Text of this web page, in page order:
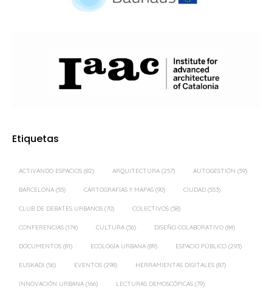
Etiquetas
ACTIVANDO ESPACIOS (82) ARQUITECTURA (257) AUTOGESTIÓN (59)
BARCELONA (55) CARTOGRAFÍAS Y MAPAS (90) CIUDAD (553)
CLUB DE DEBATES URBANOS (70) COLECTIVOS (58)
CONFERENCIAS (174) CULTURA (56) DISEÑO COLABORATIVO (84)
DOCUMENTOS (81) ECOLOGÍA URBANA (89) ESPACIO PÚBLICO (293)
EUSKADI (56) EVENTOS (298) HERRAMIENTAS DIGITALES (87)
INNOVACIÓN URBANA (166) LECTURAS DEMOSCÓPICAS (79)